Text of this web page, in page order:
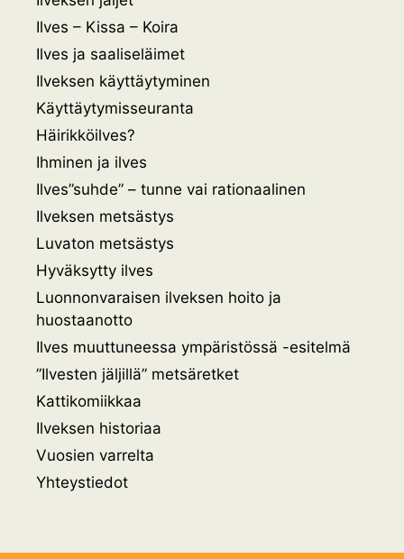
Ilves – Kissa – Koira
Ilves ja saaliseläimet
Ilveksen käyttäytyminen
Käyttäytymisseuranta
Häirikköilves?
Ihminen ja ilves
Ilves”suhde” – tunne vai rationaalinen
Ilveksen metsästys
Luvaton metsästys
Hyväksytty ilves
Luonnonvaraisen ilveksen hoito ja
huostaanotto
Ilves muuttuneessa ympäristössä -esitelmä
”Ilvesten jäljillä” metsäretket
Kattikomiikkaa
Ilveksen historiaa
Vuosien varrelta
Yhteystiedot